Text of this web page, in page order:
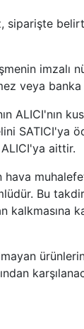
siparişte
imzalı
veya
ALICI'nın
SATICI'ya
aittir.
Bu